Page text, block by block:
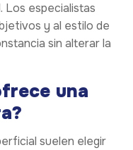
Los especialistas
y al estilo de
sin alterar la
una
suelen elegir